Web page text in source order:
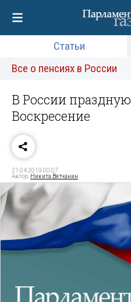
Статьи
Все о пенсиях в России
В России
Воскресение
21.04.2019 00:07
Автор: Никита Вятчанин